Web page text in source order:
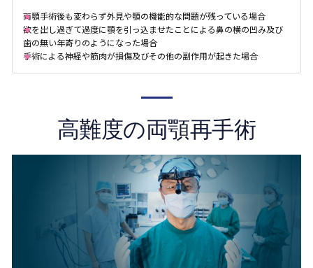
両顎手術後も変わらず外見や顎の機能的な問題が残っている場合
欲を出し過ぎて過度に顎を引っ込ませたことによる鼻の横の凹み及び
歯の無い年寄りのようになった場合
手術による神経や筋肉が損傷及びその他の副作用が起きた場合
高難度の両顎再手術